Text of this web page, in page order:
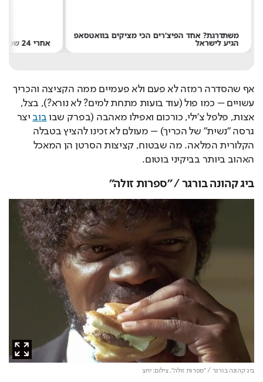
הכי מציקים בוואטסאפ
אצות, פלפל צ'ילי, כורכום ואפילו מאהבה (בפרק שבו בוב
האהוב ביותר בביקיני בוטום.
ביג קהונה בורגר / "ספרות זולה"
ביג קהונה בורגר / "ספרות זולה",צילום: יחצ